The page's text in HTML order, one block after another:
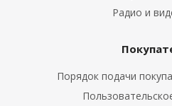
Радио и
Порядок подачи